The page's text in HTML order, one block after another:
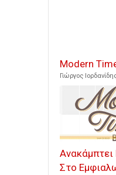
Modern
Γιώργος
Ανακάμπτει
Στο